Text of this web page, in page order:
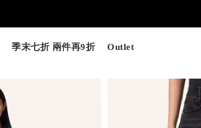
季末七折 兩件再9折 Outlet